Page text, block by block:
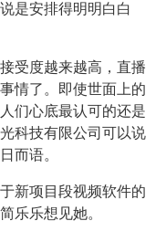
是安排得明明白白
受度越来越高，直播
情了。即使世面上的
们心底最认可的还是
科技有限公司可以说
而语。
新项目段视频软件的
乐乐想见她。